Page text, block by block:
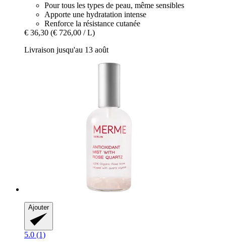
Pour tous les types de peau, même sensibles
Apporte une hydratation intense
Renforce la résistance cutanée
€ 36,30 (€ 726,00 / L)
Livraison jusqu'au 13 août
Ajouter
5.0 (1)